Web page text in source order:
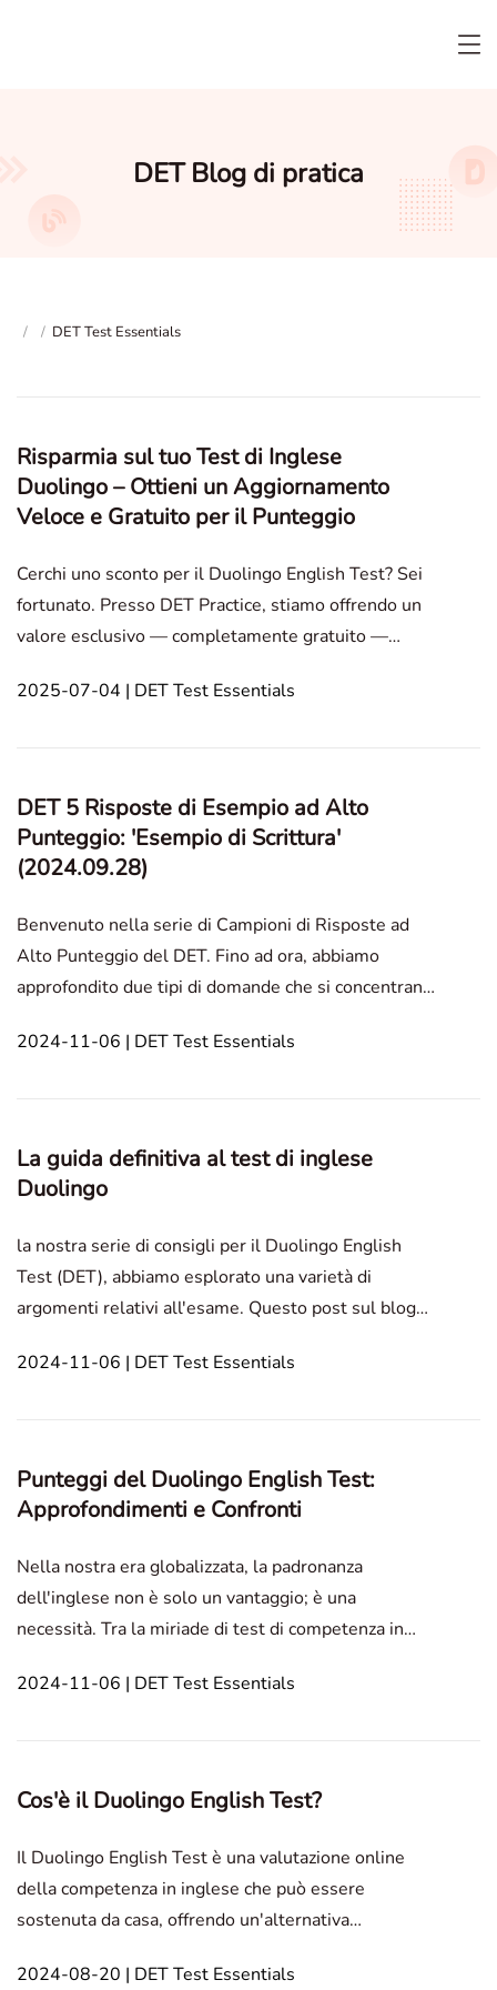
DET Blog di pratica
/ / DET Test Essentials
Risparmia sul tuo Test di Inglese
Duolingo – Ottieni un Aggiornamento
Veloce e Gratuito per il Punteggio
Cerchi uno sconto per il Duolingo English Test? Sei
fortunato. Presso DET Practice, stiamo offrendo un
valore esclusivo — completamente gratuito —
tramite noi. Non siamo solo una piattaforma di
2025-07-04 | DET Test Essentials
DET 5 Risposte di Esempio ad Alto
Punteggio: 'Esempio di Scrittura'
(2024.09.28)
Benvenuto nella serie di Campioni di Risposte ad
Alto Punteggio del DET. Fino ad ora, abbiamo
approfondito due tipi di domande che si concentrano
A__foto,Parla della Foto.Il post del blog di oggi sarà
2024-11-06 | DET Test Essentials
La guida definitiva al test di inglese
Duolingo
la nostra serie di consigli per il Duolingo English
Test (DET), abbiamo esplorato una varietà di
argomenti relativi all'esame. Questo post sul blog
comprendere meglio il DET e a navigare il test in
2024-11-06 | DET Test Essentials
Punteggi del Duolingo English Test:
Approfondimenti e Confronti
Nella nostra era globalizzata, la padronanza
dell'inglese non è solo un vantaggio; è una
necessità. Tra la miriade di test di competenza in
per il suo approccio innovativo. Questo test, che può
2024-11-06 | DET Test Essentials
Cos'è il Duolingo English Test?
Il Duolingo English Test è una valutazione online
della competenza in inglese che può essere
sostenuta da casa, offrendo un'alternativa
Valuta le abilità di lettura, scrittura, conversazione e
2024-08-20 | DET Test Essentials